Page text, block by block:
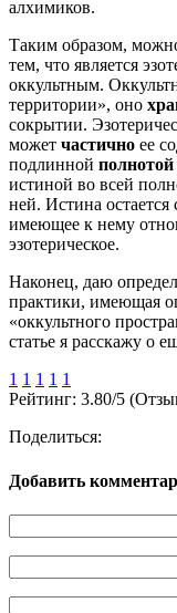
алхимиков.
Таким образом,
тем, что является
оккультным.
территории», оно
сокрытии.
может частично ее
подлинной полнотой
истиной во всей
ней. Истина
имеющее к нему
эзотерическое.
Наконец, даю
практики, имеющая
«оккультного
статье я расскажу о
1 1 1 1 1
Рейтинг: 3.80/5
Поделиться:
Добавить